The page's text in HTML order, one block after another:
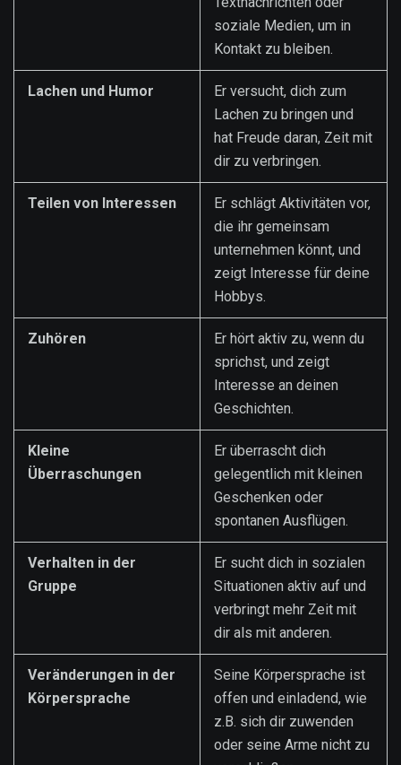
soziale Medien, um in
Kontakt zu bleiben.
Lachen und Humor
Er versucht, dich zum
Lachen zu bringen und
hat Freude daran, Zeit mit
dir zu verbringen.
Teilen von Interessen
Er schlägt Aktivitäten vor,
die ihr gemeinsam
unternehmen könnt, und
zeigt Interesse für deine
Hobbys.
Zuhören
Er hört aktiv zu, wenn du
sprichst, und zeigt
Interesse an deinen
Geschichten.
Kleine
Überraschungen
Er überrascht dich
gelegentlich mit kleinen
Geschenken oder
spontanen Ausflügen.
Verhalten in der
Gruppe
Er sucht dich in sozialen
Situationen aktiv auf und
verbringt mehr Zeit mit
dir als mit anderen.
Veränderungen in der
Körpersprache
Seine Körpersprache ist
offen und einladend, wie
z.B. sich dir zuwenden
oder seine Arme nicht zu